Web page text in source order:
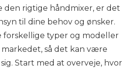
den rigtige håndmixer, er det
til dine behov og ønsker.
forskellige typer og modeller
så det kan være
Start med at overveje, hvor